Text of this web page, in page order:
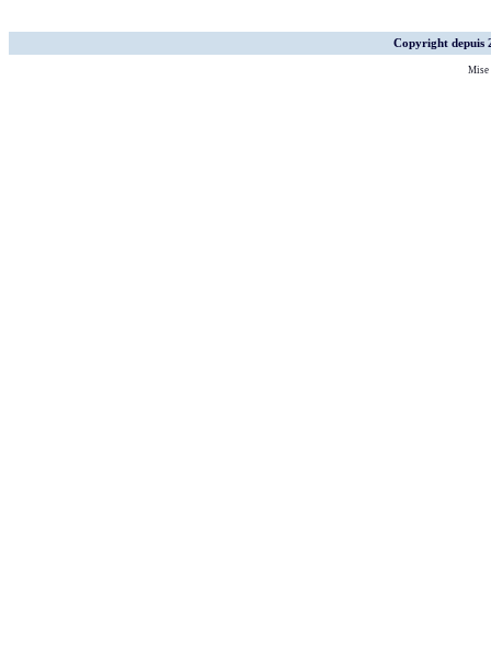
Copyright depuis
Mise